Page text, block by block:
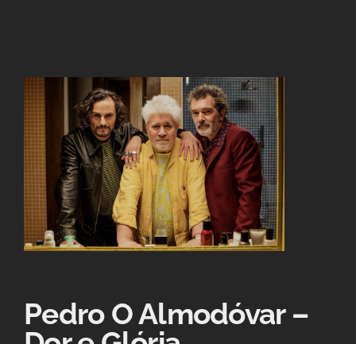
Pedro O Almodóvar –